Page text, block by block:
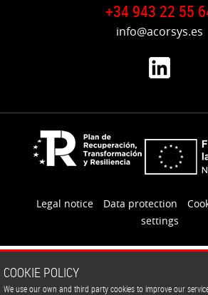
+34 943 22 55
info@acorsys.es
Legal notice Data protection
settings
COOKIE POLICY
We use our own and third party cookies to improve our